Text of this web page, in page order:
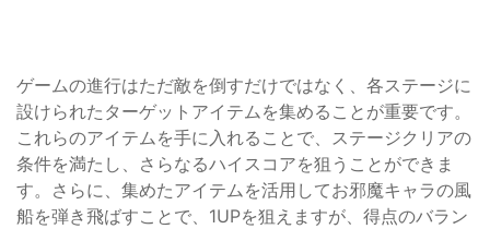
ゲームの進行はただ敵を倒すだけではなく、各ステージに
設けられたターゲットアイテムを集めることが重要です。
これらのアイテムを手に入れることで、ステージクリアの
条件を満たし、さらなるハイスコアを狙うことができま
す。さらに、集めたアイテムを活用してお邪魔キャラの風
船を弾き飛ばすことで、1UPを狙えますが、得点のバラン